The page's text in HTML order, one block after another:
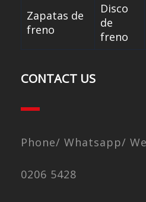
Zapatas de
freno
Disco
de
freno
CONTACT US
Phone/ Whatsapp/
0206 5428